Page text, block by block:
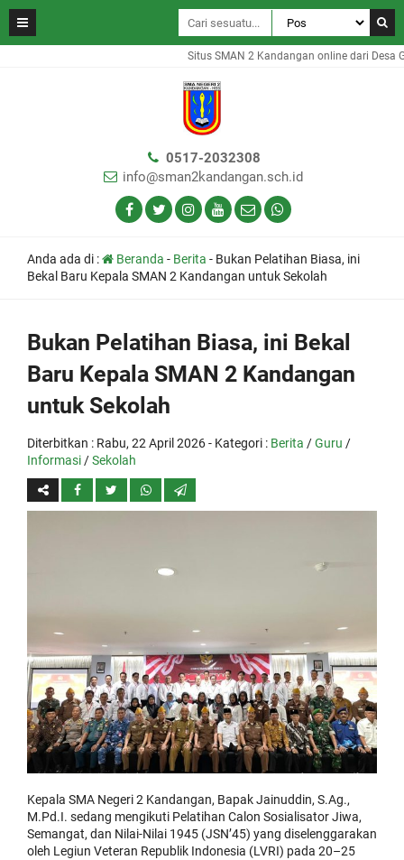
Situs SMAN 2 Kandangan online dari Desa
0517-2032308
info@sman2kandangan.sch.id
Anda ada di : Beranda - Berita - Bukan Pelatihan Biasa, ini
Bekal Baru Kepala SMAN 2 Kandangan untuk Sekolah
Bukan Pelatihan Biasa, ini Bekal
Baru Kepala SMAN 2 Kandangan
untuk Sekolah
Diterbitkan : Rabu, 22 April 2026- Kategori : Berita /Guru /
Informasi /Sekolah
Kepala SMA Negeri 2 Kandangan, Bapak Jainuddin, S.Ag.,
M.Pd.I. sedang mengikuti Pelatihan Calon Sosialisator Jiwa,
Semangat, dan Nilai-Nilai 1945 (JSN’45) yang diselenggarakan
oleh Legiun Veteran Republik Indonesia (LVRI) pada 20–25